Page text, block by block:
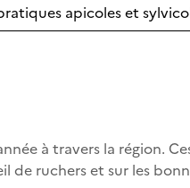
apicoles et
à travers la région.
de ruchers et sur les